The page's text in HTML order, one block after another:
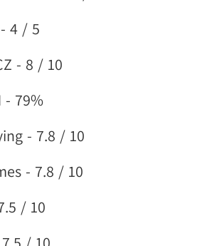
4 / 5
- 8 / 10
- 79%
- 7.8 / 10
- 7.8 / 10
/ 10